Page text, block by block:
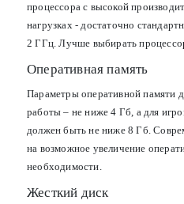
процессора с высокой
нагрузках - достаточно
2 ГГц. Лучше выбирать
Оперативная память
Параметры оперативной памяти
работы – не ниже 4 Гб, а для
должен быть не ниже 8 Гб.
на возможное увеличение
необходимости.
Жесткий диск